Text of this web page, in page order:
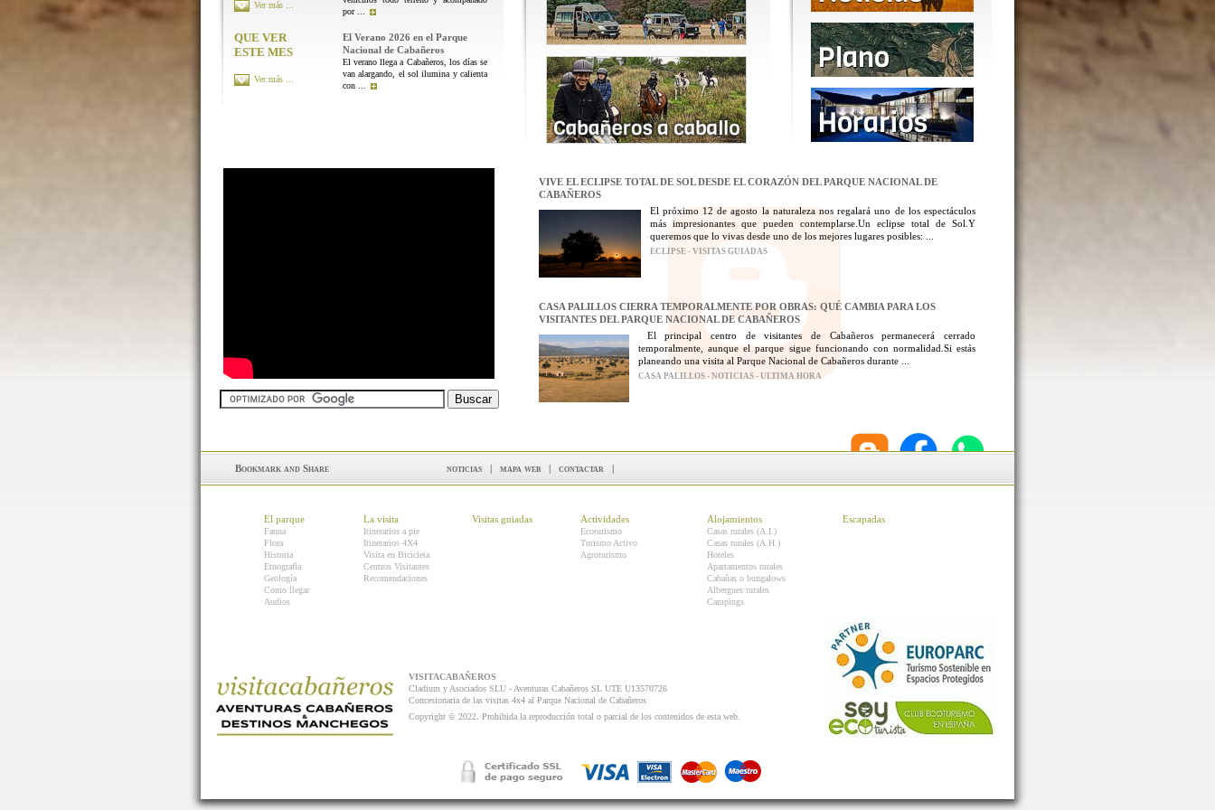
por ...
Ver más ...
QUE VER
ESTE MES
El Verano 2026 en el Parque
Nacional de Cabañeros
El verano llega a Cabañeros, los días se
van alargando, el sol ilumina y calienta
con ...
Ver más ...
VIVE EL ECLIPSE TOTAL DE SOL DESDE EL CORAZÓN DEL PARQUE NACIONAL DE
CABAÑEROS
El próximo 12 de agosto la naturaleza nos regalará uno de los espectáculos
más impresionantes que pueden contemplarse.Un eclipse total de Sol.Y
queremos que lo vivas desde uno de los mejores lugares posibles: ...
ECLIPSE - VISITAS GUIADAS
CASA PALILLOS CIERRA TEMPORALMENTE POR OBRAS: QUÉ CAMBIA PARA LOS
VISITANTES DEL PARQUE NACIONAL DE CABAÑEROS
El principal centro de visitantes de Cabañeros permanecerá cerrado
temporalmente, aunque el parque sigue funcionando con normalidad.Si estás
planeando una visita al Parque Nacional de Cabañeros durante ...
CASA PALILLOS - NOTICIAS - ULTIMA HORA
noticias | mapa web | contactar |
El parque
Fauna
Flora
Historia
Etnografía
Geología
Como llegar
Audios
La visita
Itinerarios a pie
Itinerarios 4X4
Visita en Bicicleta
Centros Visitantes
Recomendaciones
Visitas guiadas Actividades
Ecoturismo
Turismo Activo
Agroturismo
Alojamientos
Casas rurales (A.I.)
Casas rurales (A.H.)
Hoteles
Apartamentos rurales
Cabañas o bungalows
Albergues rurales
Campings
Escapadas
VISITACABAÑEROS
Cladium y Asociados SLU - Aventuras Cabañeros SL UTE U13570726
Concesionaria de las visitas 4x4 al Parque Nacional de Cabañeros
Copyright © 2022. Prohibida la reproducción total o parcial de los contenidos de esta web.